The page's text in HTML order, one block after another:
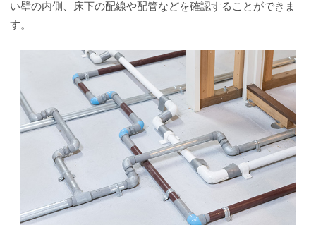
い壁の内側、床下の配線や配管などを確認することができま
す。